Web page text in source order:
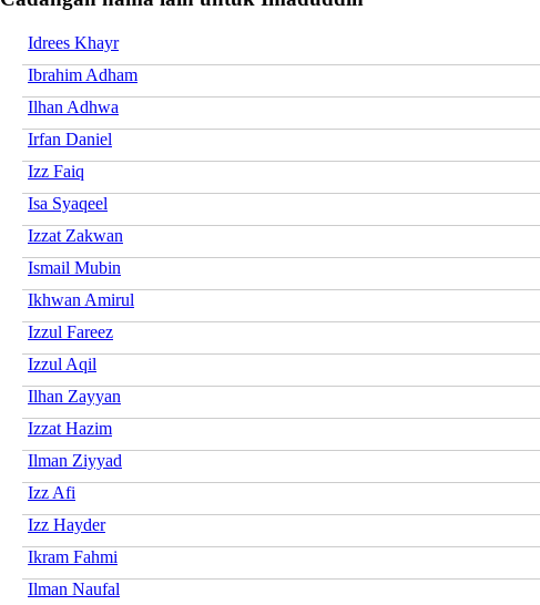
Idrees Khayr
Ibrahim Adham
Ilhan Adhwa
Irfan Daniel
Izz Faiq
Isa Syaqeel
Izzat Zakwan
Ismail Mubin
Ikhwan Amirul
Izzul Fareez
Izzul Aqil
Ilhan Zayyan
Izzat Hazim
Ilman Ziyyad
Izz Afi
Izz Hayder
Ikram Fahmi
Ilman Naufal